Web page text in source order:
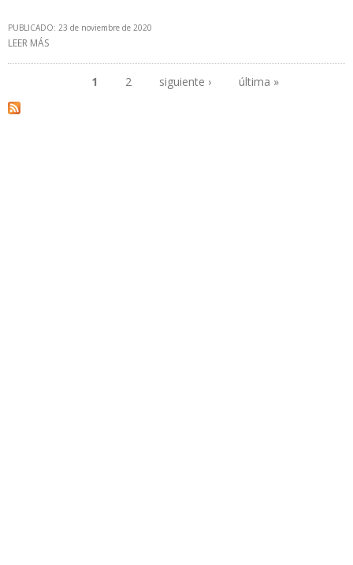
PUBLICADO: 23 de noviembre de 2020
LEER MÁS
Páginas
1 2 siguiente › última »